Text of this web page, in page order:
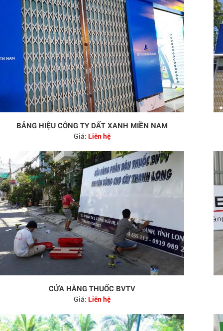
BẢNG HIỆU CÔNG TY DẤT XANH MIỀN NAM
Giá: Liên hệ
CỬA HÀNG THUỐC BVTV
Giá: Liên hệ